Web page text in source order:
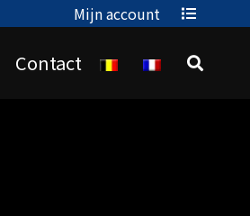
Mijn account
Contact